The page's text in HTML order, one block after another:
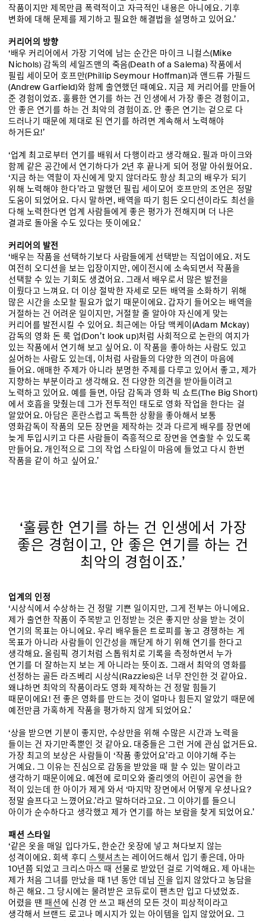
작품이지만 제목만큼 폭력적이고 자극적인 내용은 아니에요. 기후
변화에 대해 문제를 제기하고 필요한 해결법을 설명하고 있어요.’
커리어의 방향
‘배우 커리어에서 가장 기억에 남는 순간은 마이크 니컬스(Mike
Nichols) 감독의 세일즈맨의 죽음(Death of a Salema) 작품에서
필립 세이모어 호프만(Phillip Seymour Hoffman)과 앤드류 가필드
(Andrew Garfield)와 함께 출연했던 때예요. 지금 제 커리어를 만들어
준 경험이었죠. 훌륭한 연기를 하는 건 인생에서 가장 좋은 경험이고,
안 좋은 연기를 하는 건 최악의 경험이죠. 안 좋은 연기는 겉으로 다
드러나기 때문에 제대로 된 연기를 하려면 계속해서 노력해야
하거든요!’
‘업계 최고로부터 연기를 배워서 다행이라고 생각해요. 필과 마이크와
함께 같은 공간에서 연기하다가 2년 후 끝나게 되어 정말 아쉬웠어요.
‘지금 하는 역할이 자신에게 맞지 않더라도 항상 최고의 배우가 되기
위해 노력해야 한다’라고 말했던 필립 세이모어 호프만의 조언은 정말
도움이 되었어요. 다시 말하면, 배역을 따기 힘든 오디션이라도 최선을
다해 노력한다면 업계 사람들에게 좋은 평가가 전해지며 더 나은
결과로 돌아올 수도 있다는 뜻이에요.’
커리어의 발전
‘배우는 작품을 선택하기보다 사람들에게 선택받는 직업이에요. 저도
여전히 오디션을 보는 입장이지만, 에이전시에 소속되면서 작품을
선택할 수 있는 기회도 생겼어요. 그래서 배우로서 많은 발전을
이뤘다고 느껴요. 더 이상 절박한 자세로 모든 배역을 소화하기 위해
많은 시간을 소모할 필요가 없기 때문이에요. 갑자기 들어오는 배역을
거절하는 건 어려운 일이지만, 거절할 줄 알아야 자신에게 맞는
커리어를 발전시킬 수 있어요. 최근에는 아담 맥케이(Adam Mckay)
감독의 영화 돈 룩 업(Don’t look up)처럼 사회적으로 논란의 여지가
있는 작품에서 연기해 보고 싶어요. 이 작품을 좋아하는 사람도 있고
싫어하는 사람도 있는데, 이처럼 사람들의 다양한 의견이 마음에
들어요. 애매한 주제가 아니라 분명한 주제를 다루고 있어서 좋고, 제가
지향하는 부분이라고 생각해요. 전 다양한 의견을 받아들이려고
노력하고 있어요. 예를 들면, 아담 감독과 영화 빅 쇼트(The Big Short)
에서 호흡을 맞췄는데 그가 전투적인 태도로 영화 작업을 한다는 걸
알았어요. 아담은 혼란스럽고 독특한 상황을 좋아해서 보통
영화감독이 작품의 모든 장면을 제작하는 것과 다르게 배우를 장면에
늦게 투입시키고 다른 사람들이 즉흥적으로 장면을 연출할 수 있도록
만들어요. 개인적으로 그의 작업 스타일이 마음에 들었고 다시 한번
작품을 같이 하고 싶어요.’
‘훌륭한 연기를 하는 건 인생에서 가장
좋은 경험이고, 안 좋은 연기를 하는 건
최악의 경험이죠.’
업계의 인정
‘시상식에서 수상하는 건 정말 기쁜 일이지만, 그게 전부는 아니에요.
제가 출연한 작품이 주목받고 인정받는 것은 좋지만 상을 받는 것이
연기의 목표는 아니에요. 우리 배우들은 트로피를 놓고 경쟁하는 게
목표가 아니라 사람들이 인간성을 깨닫게 하기 위해 연기를 한다고
생각해요. 올림픽 경기처럼 스톱워치로 기록을 측정하면서 누가
연기를 더 잘하는지 보는 게 아니라는 뜻이죠. 그래서 최악의 영화를
선정하는 골든 라즈베리 시상식(Razzies)은 너무 잔인한 것 같아요.
왜냐하면 최악의 작품이라도 영화 제작하는 건 정말 힘들기
때문이에요! 전 좋은 영화를 만드는 것이 얼마나 힘든지 알았기 때문에
예전만큼 가혹하게 작품을 평가하지 않게 되었어요.’
‘상을 받으면 기분이 좋지만, 수상만을 위해 수많은 시간과 노력을
들이는 건 자기만족뿐인 것 같아요. 대중들은 그런 거에 관심 없거든요.
가장 최고의 보상은 사람들이 ‘작품 좋았어요’라고 이야기해 주는
거예요. 그 이유는 진심으로 감동을 받았을 때 할 수 있는 말이라고
생각하기 때문이에요. 예전에 로미오와 줄리엣의 어린이 공연을 한
적이 있는데 한 아이가 제게 와서 ‘마지막 장면에서 어떻게 우셨나요?
정말 슬프다고 느꼈어요.’라고 말하더라고요. 그 이야기를 들으니
아이가 순수하다고 생각했고 제가 연기를 하는 보람을 찾게 되었어요.’
패션 스타일
‘같은 옷을 매일 입다가도, 한순간 옷장에 넣고 쳐다보지 않는
성격이에요. 회색 후디 스웻셔츠는 레이어드해서 입기 좋은데, 아마
10년쯤 되었고 크리스마스 때 선물로 받았던 걸로 기억해요. 제 아내는
제가 처음 그녀를 만났을 때 1년 동안 데님 진 을 입지 않았다고 농담을
하곤 해요. 그 당시에는 물려받은 코듀로이 팬츠만 입고 다녔었죠.
어렸을 땐 패션 에 신경 안 쓰고 패션의 모든 것이 피상적이라고
생각해서 브랜드 로고나 메시지가 있는 아이템을 입지 않았어요. 그